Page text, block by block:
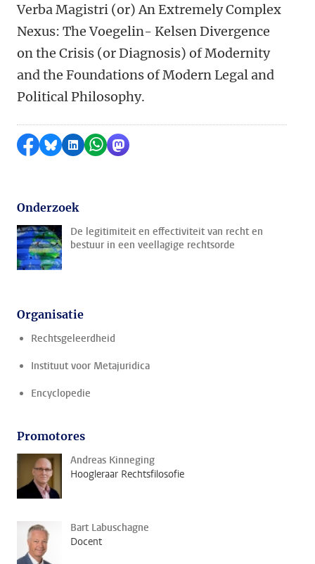
Verba Magistri (or) An Extremely Complex
Nexus: The Voegelin- Kelsen Divergence
on the Crisis (or Diagnosis) of Modernity
and the Foundations of Modern Legal and
Political Philosophy.
Delen op Facebook
Delen via Bluesky
Delen op LinkedIn
Delen via WhatsApp
Delen via Mastodon
Onderzoek
De legitimiteit en effectiviteit van recht en
bestuur in een veellagige rechtsorde
Organisatie
Rechtsgeleerdheid
Instituut voor Metajuridica
Encyclopedie
Promotores
Andreas Kinneging
Hoogleraar Rechtsfilosofie
Bart Labuschagne
Docent